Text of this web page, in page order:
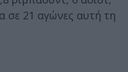
σε 21 αγώνες αυτή τη